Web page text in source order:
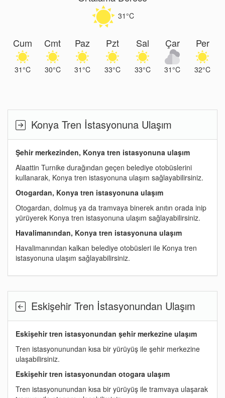
31°C
Cum
31°C
Cmt
30°C
Paz
31°C
Pzt
33°C
Sal
33°C
Çar
31°C
Per
32°C
Konya Tren İstasyonuna Ulaşım
Şehir merkezinden, Konya tren istasyonuna ulaşım
Alaattin Turnike durağından geçen belediye otobüslerini
kullanarak, Konya tren istasyonuna ulaşım sağlayabilirsiniz.
Otogardan, Konya tren istasyonuna ulaşım
Otogardan, dolmuş ya da tramvaya binerek anıtın orada inip
yürüyerek Konya tren istasyonuna ulaşım sağlayabilirsiniz.
Havalimanından, Konya tren istasyonuna ulaşım
Havalimanından kalkan belediye otobüsleri ile Konya tren
istasyonuna ulaşım sağlayabilirsiniz.
Eskişehir Tren İstasyonundan Ulaşım
Eskişehir tren istasyonundan şehir merkezine ulaşım
Tren istasyonunundan kısa bir yürüyüş ile şehir merkezine
ulaşabilirsiniz.
Eskişehir tren istasyonundan otogara ulaşım
Tren istasyonunundan kısa bir yürüyüş ile tramvaya ulaşarak